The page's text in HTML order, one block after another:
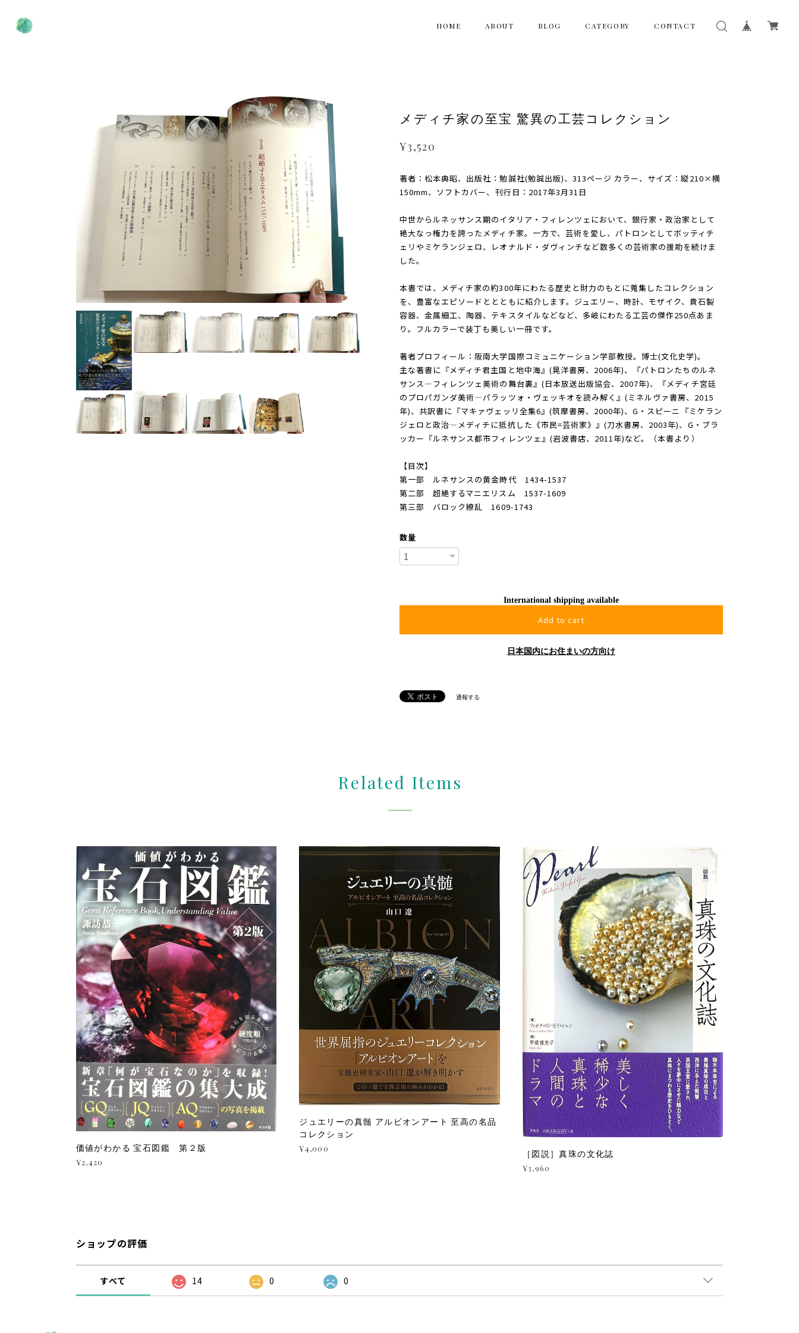
HOME ABOUT BLOG CATEGORY CONTACT
メディチ家の至宝 驚異の工芸コレクション
¥3,520
著者：松本典昭、出版社：勉誠社(勉誠出版)、313ページ カラー、サイズ：縦210×横
150mm、ソフトカバー、刊行日：2017年3月31日
中世からルネッサンス期のイタリア・フィレンツェにおいて、銀行家・政治家として
絶大なっ権力を誇ったメディチ家。一方で、芸術を愛し、パトロンとしてボッティチ
ェリやミケランジェロ、レオナルド・ダヴィンチなど数多くの芸術家の援助を続けま
した。
本書では、メディチ家の約300年にわたる歴史と財力のもとに蒐集したコレクション
を、豊富なエピソードととともに紹介します。ジュエリー、時計、モザイク、貴石製
容器、金属細工、陶器、テキスタイルなどなど、多岐にわたる工芸の傑作250点あま
り。フルカラーで装丁も美しい一冊です。
著者プロフィール：阪南大学国際コミュニケーション学部教授。博士(文化史学)。
主な著書に『メディチ君主国と地中海』(晃洋書房、2006年)、『パトロンたちのルネ
サンス―フィレンツェ美術の舞台裏』(日本放送出版協会、2007年)、『メディチ宮廷
のプロパガンダ美術―パラッツォ・ヴェッキオを読み解く』(ミネルヴァ書房、2015
年)、共訳書に『マキァヴェッリ全集6』(筑摩書房、2000年)、G・スピーニ『ミケラン
ジェロと政治―メディチに抵抗した《市民=芸術家》』(刀水書房、2003年)、G・ブラ
ッカー『ルネサンス都市フィレンツェ』(岩波書店、2011年)など。（本書より）
【目次】
第一部 ルネサンスの黄金時代 1434-1537
第二部 超絶するマニエリスム 1537-1609
第三部 バロック繚乱 1609-1743
数量
International shipping available
Add to cart
日本国内にお住まいの方向け
通報する
Related Items
価値がわかる 宝石図鑑 第２版
¥2,420
ジュエリーの真髄 アルビオンアート 至高の名品
コレクション
¥4,000 ［図説］真珠の文化誌
¥3,960
ショップの評価
すべて 14 0 0